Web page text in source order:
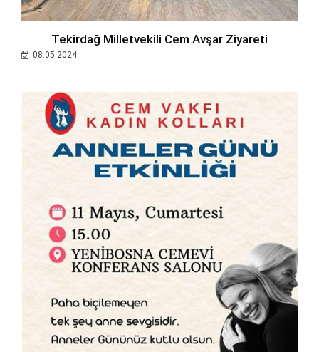
Tekirdağ Milletvekili Cem Avşar Ziyareti
08.05.2024